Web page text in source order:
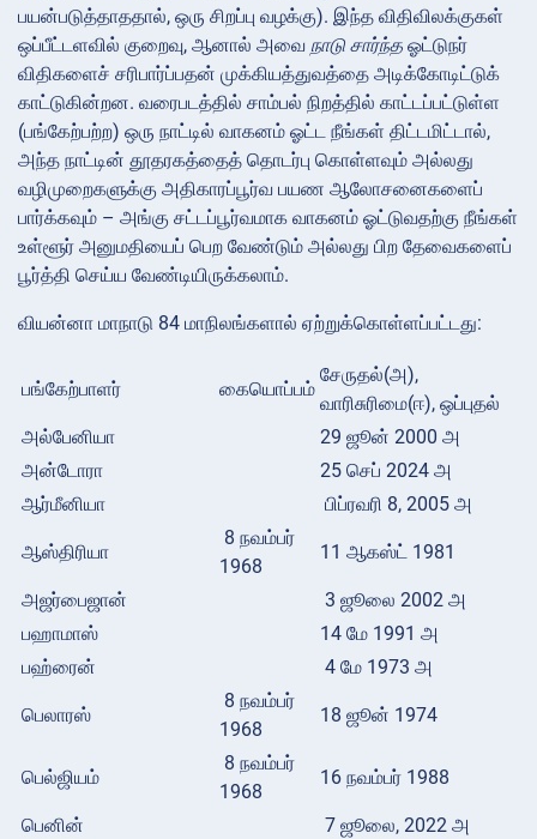
பயன்படுத்தாததால், ஒரு சிறப்பு வழக்கு). இந்த விதிவிலக்குகள்
ஒப்பீட்டளவில் குறைவு, ஆனால் அவை நாடு சார்ந்த ஓட்டுநர்
விதிகளைச் சரிபார்ப்பதன் முக்கியத்துவத்தை அடிக்கோடிட்டுக்
காட்டுகின்றன. வரைபடத்தில் சாம்பல் நிறத்தில் காட்டப்பட்டுள்ள
(பங்கேற்பற்ற) ஒரு நாட்டில் வாகனம் ஓட்ட நீங்கள் திட்டமிட்டால்,
அந்த நாட்டின் தூதரகத்தைத் தொடர்பு கொள்ளவும் அல்லது
வழிமுறைகளுக்கு அதிகாரப்பூர்வ பயண ஆலோசனைகளைப்
பார்க்கவும் – அங்கு சட்டப்பூர்வமாக வாகனம் ஓட்டுவதற்கு நீங்கள்
உள்ளூர் அனுமதியைப் பெற வேண்டும் அல்லது பிற தேவைகளைப்
பூர்த்தி செய்ய வேண்டியிருக்கலாம்.
வியன்னா மாநாடு 84 மாநிலங்களால் ஏற்றுக்கொள்ளப்பட்டது:
பங்கேற்பாளர் கையொப்பம்
சேருதல்(அ),
வாரிசுரிமை(ஈ), ஒப்புதல்
அல்பேனியா
29 ஜூன் 2000 அ
அன்டோரா
25 செப் 2024 அ
ஆர்மீனியா
பிப்ரவரி 8, 2005 அ
ஆஸ்திரியா
8 நவம்பர்
1968
11 ஆகஸ்ட் 1981
அஜர்பைஜான்
3 ஜூலை 2002 அ
பஹாமாஸ்
14 மே 1991 அ
பஹ்ரைன்
4 மே 1973 அ
பெலாரஸ்
8 நவம்பர்
1968
18 ஜூன் 1974
பெல்ஜியம்
8 நவம்பர்
1968
16 நவம்பர் 1988
பெனின்
7 ஜூலை, 2022 அ